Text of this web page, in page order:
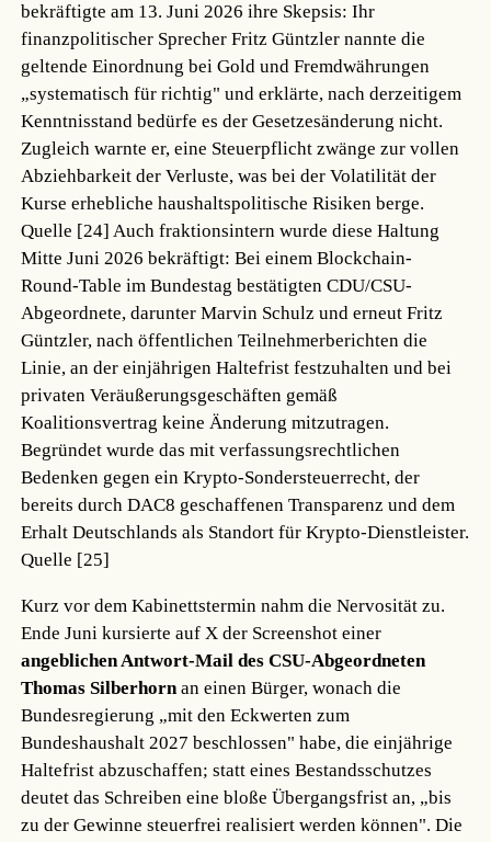
bekräftigte am 13. Juni 2026 ihre Skepsis: Ihr
finanzpolitischer Sprecher Fritz Güntzler nannte die
geltende Einordnung bei Gold und Fremdwährungen
„systematisch für richtig" und erklärte, nach derzeitigem
Kenntnisstand bedürfe es der Gesetzesänderung nicht.
Zugleich warnte er, eine Steuerpflicht zwänge zur vollen
Abziehbarkeit der Verluste, was bei der Volatilität der
Kurse erhebliche haushaltspolitische Risiken berge.
Quelle [24] Auch fraktionsintern wurde diese Haltung
Mitte Juni 2026 bekräftigt: Bei einem Blockchain-
Round-Table im Bundestag bestätigten CDU/CSU-
Abgeordnete, darunter Marvin Schulz und erneut Fritz
Güntzler, nach öffentlichen Teilnehmerberichten die
Linie, an der einjährigen Haltefrist festzuhalten und bei
privaten Veräußerungsgeschäften gemäß
Koalitionsvertrag keine Änderung mitzutragen.
Begründet wurde das mit verfassungsrechtlichen
Bedenken gegen ein Krypto-Sondersteuerrecht, der
bereits durch DAC8 geschaffenen Transparenz und dem
Erhalt Deutschlands als Standort für Krypto-Dienstleister.
Quelle [25]
Kurz vor dem Kabinettstermin nahm die Nervosität zu.
Ende Juni kursierte auf X der Screenshot einer
angeblichen Antwort-Mail des CSU-Abgeordneten
Thomas Silberhornan einen Bürger, wonach die
Bundesregierung „mit den Eckwerten zum
Bundeshaushalt 2027 beschlossen" habe, die einjährige
Haltefrist abzuschaffen; statt eines Bestandsschutzes
deutet das Schreiben eine bloße Übergangsfrist an, „bis
zu der Gewinne steuerfrei realisiert werden können". Die